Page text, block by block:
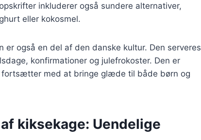
inkluderer også sundere alternativer,
eller kokosmel.
er også en del af den danske kultur. Den serveres
konfirmationer og julefrokoster. Den er
med at bringe glæde til både børn og
kiksekage: Uendelige